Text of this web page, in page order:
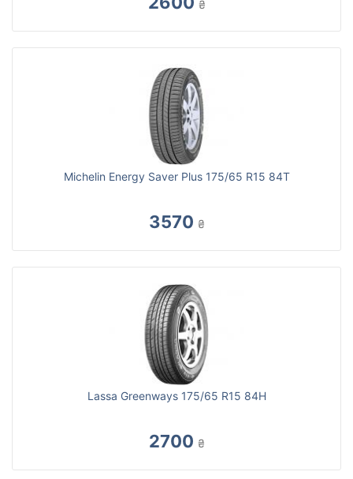
₴
Michelin Energy Saver Plus 175/65 R15 84T
3570 ₴
Lassa Greenways 175/65 R15 84H
2700 ₴